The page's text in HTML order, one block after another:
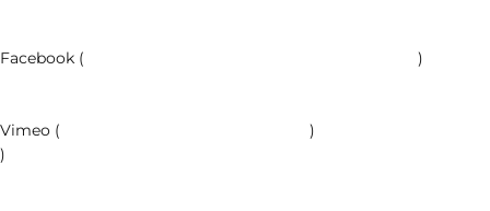
Facebook ( )
Vimeo (
)
)